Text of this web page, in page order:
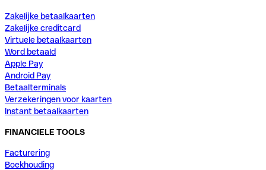
Zakelijke betaalkaarten
Zakelijke creditcard
Virtuele betaalkaarten
Word betaald
Apple Pay
Android Pay
Betaalterminals
Verzekeringen voor kaarten
Instant betaalkaarten
FINANCIELE TOOLS
Facturering
Boekhouding